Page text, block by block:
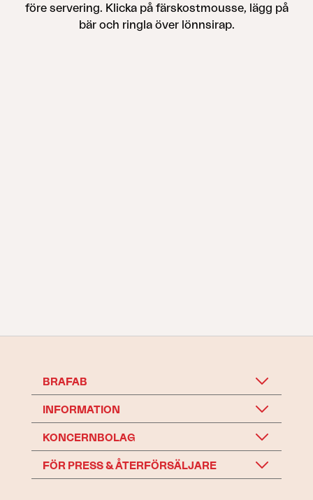
före servering. Klicka på färskostmousse, lägg på
bär och ringla över lönnsirap.
BRAFAB
INFORMATION
KONCERNBOLAG
FÖR PRESS & ÅTERFÖRSÄLJARE